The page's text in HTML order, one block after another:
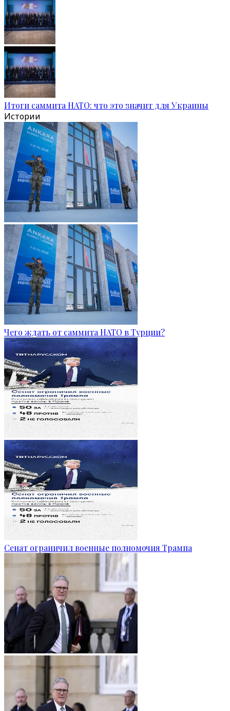
Итоги саммита НАТО: что это значит для Украины
Истории
Чего ждать от саммита НАТО в Турции?
Сенат ограничил военные полномочия Трампа